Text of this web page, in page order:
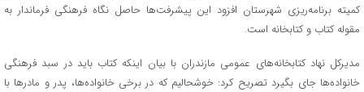
کمیته برنامه‌ریزی شهرستان افزود این پیشرفت‌ها حاصل نگاه فرهنگی فرماندار به
مقوله کتاب و کتابخانه است.
مدیرکل نهاد کتابخانه‌های عمومی مازندران با بیان اینکه کتاب باید در سبد فرهنگی
خانواده‌ها جای بگیرد تصریح کرد: خوشحالیم که در برخی خانواده‌ها، پدر و مادرها با